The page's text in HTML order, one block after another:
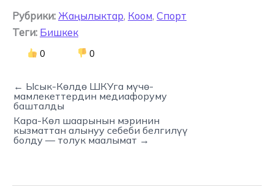
Рубрики: Жаңылыктар, Коом, Спорт
Теги: Бишкек
0 0
← Ысык-Көлдө ШКУга мүчө-
мамлекеттердин медиафоруму
башталды
Кара-Көл шаарынын мэринин
кызматтан алынуу себеби белгилүү
болду — толук маалымат →